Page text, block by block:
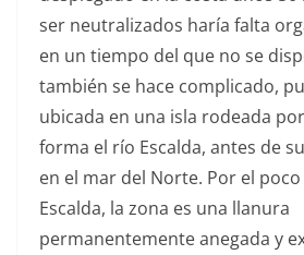
ser neutralizados haría falta
en un tiempo del que no se
también se hace complicado,
ubicada en una isla rodeada
forma el río Escalda, antes de
en el mar del Norte. Por el
Escalda, la zona es una llanura
permanentemente anegada y